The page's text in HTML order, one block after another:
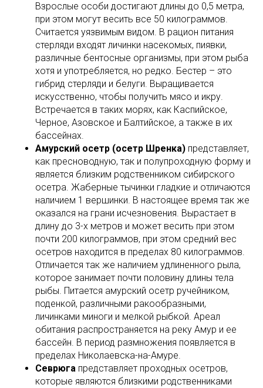
Взрослые особи достигают длины до 0,5 метра,
при этом могут весить все 50 килограммов.
Считается уязвимым видом. В рацион питания
стерляди входят личинки насекомых, пиявки,
различные бентосные организмы, при этом рыба
хотя и употребляется, но редко. Бестер – это
гибрид стерляди и белуги. Выращивается
искусственно, чтобы получить мясо и икру.
Встречается в таких морях, как Каспийское,
Черное, Азовское и Балтийское, а также в их
бассейнах.
Амурский осетр (осетр Шренка) представляет,
как пресноводную, так и полупроходную форму и
является близким родственником сибирского
осетра. Жаберные тычинки гладкие и отличаются
наличием 1 вершинки. В настоящее время так же
оказался на грани исчезновения. Вырастает в
длину до 3-х метров и может весить при этом
почти 200 килограммов, при этом средний вес
осетров находится в пределах 80 килограммов.
Отличается так же наличием удлиненного рыла,
которое занимает почти половину длины тела
рыбы. Питается амурский осетр ручейником,
поденкой, различными ракообразными,
личинками миноги и мелкой рыбкой. Ареал
обитания распространяется на реку Амур и ее
бассейн. В период размножения появляется в
пределах Николаевска-на-Амуре.
Севрюга представляет проходных осетров,
которые являются близкими родственниками